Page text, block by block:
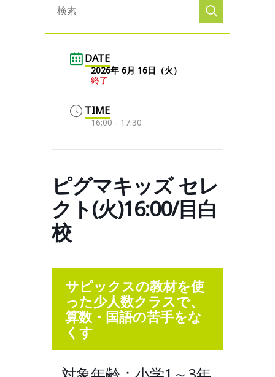
DATE
2026年 6月 16日（火）
終了
TIME
16:00 - 17:30
ピグマキッズ セレ
クト(火)16:00/目白
校
サピックスの教材を使
った少人数クラスで、
算数・国語の苦手をな
くす